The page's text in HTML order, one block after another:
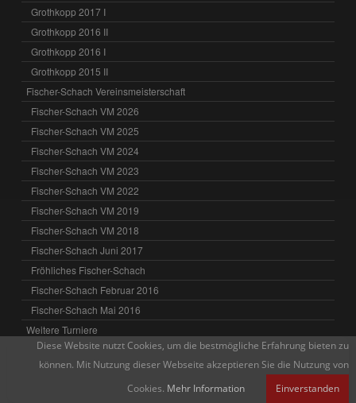
Grothkopp 2017 I
Grothkopp 2016 II
Grothkopp 2016 I
Grothkopp 2015 II
Fischer-Schach Vereinsmeisterschaft
Fischer-Schach VM 2026
Fischer-Schach VM 2025
Fischer-Schach VM 2024
Fischer-Schach VM 2023
Fischer-Schach VM 2022
Fischer-Schach VM 2019
Fischer-Schach VM 2018
Fischer-Schach Juni 2017
Fröhliches Fischer-Schach
Fischer-Schach Februar 2016
Fischer-Schach Mai 2016
Weitere Turniere
Hamburger Blitz-MM
Hamburger Blitz-EM
Diese Website nutzt Cookies, um die bestmögliche Erfahrung bieten zu
können. Mit Nutzung dieser Webseite akzeptieren Sie die Nutzung von
Cookies. Mehr Information Einverstanden